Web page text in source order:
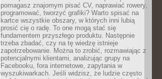
pomagasz znajomym pisać CV, naprawiać rowery,
programować, tworzyć grafiki? Warto spisać na
kartce wszystkie obszary, w których inni lubią
prosić cię o radę. To one mogą stać się
fundamentem przyszłego produktu. Następnie
trzeba zbadać, czy na tę wiedzę istnieje
zapotrzebowanie. Można to zrobić, rozmawiając z
potencjalnymi klientami, analizując grupy na
Facebooku, fora internetowe, zapytania w
wyszukiwarkach. Jeśli widzisz, że ludzie często